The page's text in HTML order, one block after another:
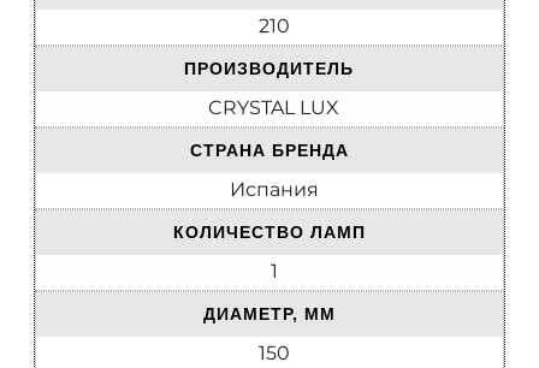
210
ПРОИЗВОДИТЕЛЬ
CRYSTAL LUX
СТРАНА БРЕНДА
Испания
КОЛИЧЕСТВО ЛАМП
1
ДИАМЕТР, ММ
150